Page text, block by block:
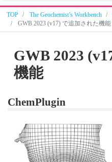
TOP The Geochemist’s Workbench
GWB 2023 (v17) で追加された機能
GWB 2023
機能
ChemPlugin